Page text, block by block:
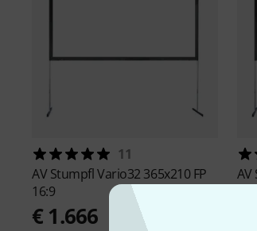
11
AV StumpflVario32 365x210 FP
16:9
€ 1.666
AV